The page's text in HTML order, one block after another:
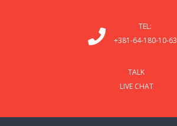
TEL:
+381-64-180-10-63
TALK
LIVE CHAT